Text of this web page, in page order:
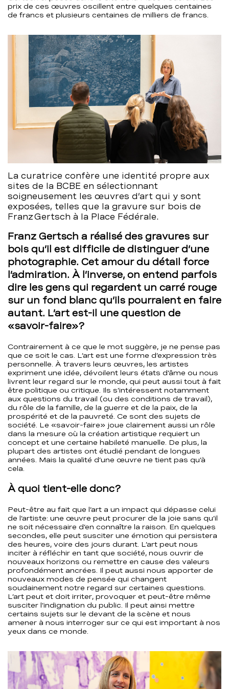
prix de ces œuvres oscillent entre quelques centaines
de francs et plusieurs centaines de milliers de francs.
La curatrice confère une identité propre aux
sites de la BCBE en sélectionnant
soigneusement les œuvres d’art qui y sont
exposées, telles que la gravure sur bois de
Franz Gertsch à la Place Fédérale.
Franz Gertsch a réalisé des gravures sur
bois qu’il est difficile de distinguer d’une
photographie. Cet amour du détail force
l’admiration. À l’inverse, on entend parfois
dire les gens qui regardent un carré rouge
sur un fond blanc qu’ils pourraient en faire
autant. L’art est-il une question de
«savoir-faire»?
Contrairement à ce que le mot suggère, je ne pense pas
que ce soit le cas. L’art est une forme d’expression très
personnelle. À travers leurs œuvres, les artistes
expriment une idée, dévoilent leurs états d’âme ou nous
livrent leur regard sur le monde, qui peut aussi tout à fait
être politique ou critique. Ils s’intéressent notamment
aux questions du travail (ou des conditions de travail),
du rôle de la famille, de la guerre et de la paix, de la
prospérité et de la pauvreté. Ce sont des sujets de
société. Le «savoir-faire» joue clairement aussi un rôle
dans la mesure où la création artistique requiert un
concept et une certaine habileté manuelle. De plus, la
plupart des artistes ont étudié pendant de longues
années. Mais la qualité d’une œuvre ne tient pas qu’à
cela.
À quoi tient-elle donc?
Peut-être au fait que l’art a un impact qui dépasse celui
de l’artiste: une œuvre peut procurer de la joie sans qu’il
ne soit nécessaire d’en connaître la raison. En quelques
secondes, elle peut susciter une émotion qui persistera
des heures, voire des jours durant. L’art peut nous
inciter à réfléchir en tant que société, nous ouvrir de
nouveaux horizons ou remettre en cause des valeurs
profondément ancrées. Il peut aussi nous apporter de
nouveaux modes de pensée qui changent
soudainement notre regard sur certaines questions.
L’art peut et doit irriter, provoquer et peut-être même
susciter l’indignation du public. Il peut ainsi mettre
certains sujets sur le devant de la scène et nous
amener à nous interroger sur ce qui est important à nos
yeux dans ce monde.